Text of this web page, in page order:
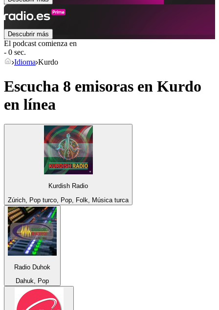
Descubrir más
El podcast comienza en
- 0 sec.
Idioma Kurdo
Escucha 8 emisoras en Kurdo
en línea
Kurdish Radio
Zúrich, Pop turco, Pop, Folk, Música turca
Radio Duhok
Dahuk, Pop